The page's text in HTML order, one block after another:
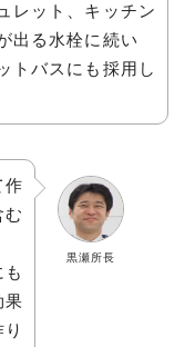
レット、キッチン
出る水栓に続い
トバスにも採用し
黒瀬所長
作
む
果